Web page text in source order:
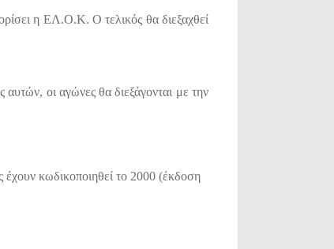
η ΕΛ.Ο.Κ. Ο τελικός θα διεξαχθεί
οι αγώνες θα διεξάγονται με την
κωδικοποιηθεί το 2000 (έκδοση